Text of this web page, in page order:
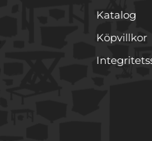
Katalog
Köpvillkor